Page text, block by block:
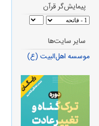
پیمایش‌گر قرآن
سایر سایت‌ها
موسسه اهل‌البیت (ع)